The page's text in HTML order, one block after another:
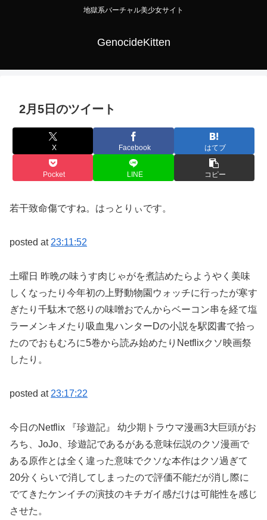
地獄系バーチャル美少女サイト
GenocideKitten
2月5日のツイート
X Facebook はてブ
Pocket LINE コピー
若干致命傷ですね。はっとりぃです。
posted at 23:11:52
土曜日 昨晩の味うす肉じゃがを煮詰めたらようやく美味
しくなったり今年初の上野動物園ウォッチに行ったが寒す
ぎたり千駄木で怒りの味噌おでんからベーコン串を経て塩
ラーメンキメたり吸血鬼ハンターDの小説を駅図書で拾っ
たのでおもむろに5巻から読み始めたりNetflixクソ映画祭
したり。
posted at 23:17:22
今日のNetflix 『珍遊記』 幼少期トラウマ漫画3大巨頭がお
ろち、JoJo、珍遊記であるがある意味伝説のクソ漫画で
ある原作とは全く違った意味でクソな本作はクソ過ぎて
20分くらいで消してしまったので評価不能だが消し際に
でてきたケンイチの演技のキチガイ感だけは可能性を感じ
させた。